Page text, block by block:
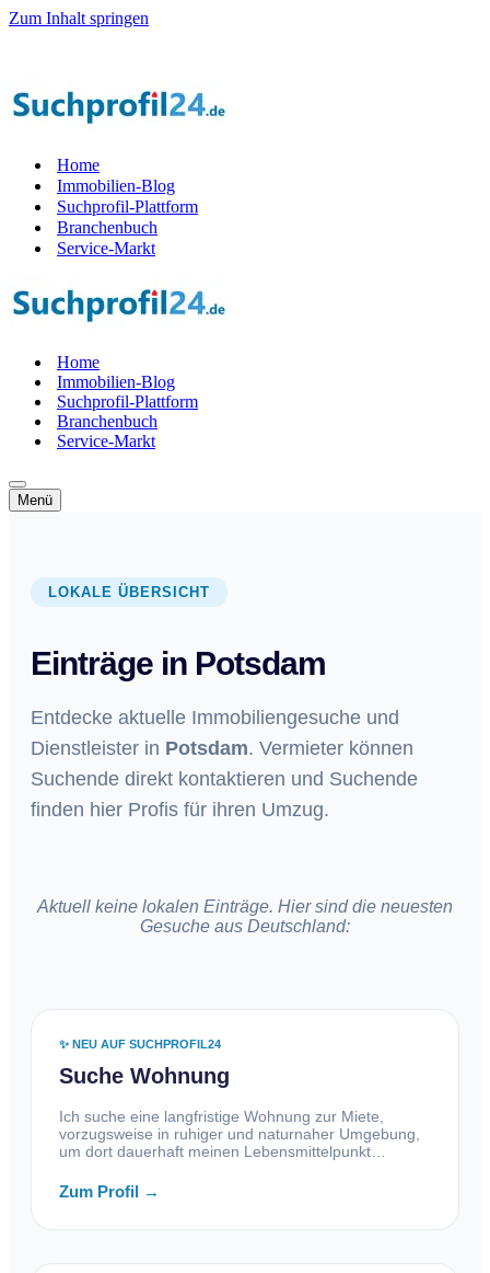
Zum Inhalt springen
Home
Immobilien-Blog
Suchprofil-Plattform
Branchenbuch
Service-Markt
Home
Immobilien-Blog
Suchprofil-Plattform
Branchenbuch
Service-Markt
Navigationsmenü
Menü
Navigationsmenü
LOKALE ÜBERSICHT
Einträge in Potsdam
Entdecke aktuelle Immobiliengesuche und
Dienstleister in Potsdam. Vermieter können
Suchende direkt kontaktieren und Suchende
finden hier Profis für ihren Umzug.
Aktuell keine lokalen Einträge. Hier sind die neuesten
Gesuche aus Deutschland:
✨ NEU AUF SUCHPROFIL24
Suche Wohnung
Ich suche eine langfristige Wohnung zur Miete,
vorzugsweise in ruhiger und naturnaher Umgebung,
um dort dauerhaft meinen Lebensmittelpunkt…
Zum Profil →